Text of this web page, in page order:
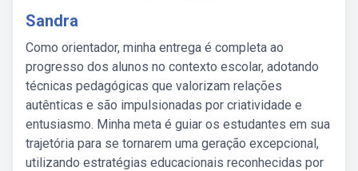
Sandra
Como orientador, minha entrega é completa ao
progresso dos alunos no contexto escolar, adotando
técnicas pedagógicas que valorizam relações
autênticas e são impulsionadas por criatividade e
entusiasmo. Minha meta é guiar os estudantes em sua
trajetória para se tornarem uma geração excepcional,
utilizando estratégias educacionais reconhecidas por